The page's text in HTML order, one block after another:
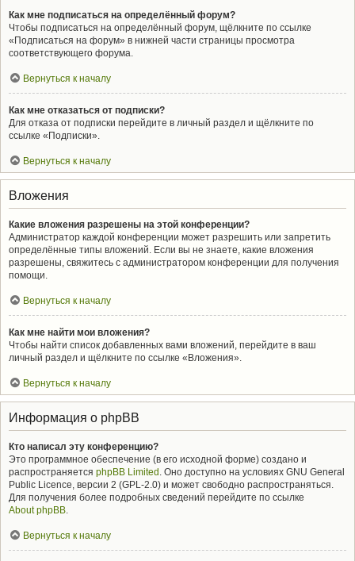
Как мне подписаться на определённый форум?
Чтобы подписаться на определённый форум, щёлкните по ссылке
«Подписаться на форум» в нижней части страницы просмотра
соответствующего форума.
Вернуться к началу
Как мне отказаться от подписки?
Для отказа от подписки перейдите в личный раздел и щёлкните по
ссылке «Подписки».
Вернуться к началу
Вложения
Какие вложения разрешены на этой конференции?
Администратор каждой конференции может разрешить или запретить
определённые типы вложений. Если вы не знаете, какие вложения
разрешены, свяжитесь с администратором конференции для получения
помощи.
Вернуться к началу
Как мне найти мои вложения?
Чтобы найти список добавленных вами вложений, перейдите в ваш
личный раздел и щёлкните по ссылке «Вложения».
Вернуться к началу
Информация о phpBB
Кто написал эту конференцию?
Это программное обеспечение (в его исходной форме) создано и
распространяется phpBB Limited . Оно доступно на условиях GNU General
Public Licence, версии 2 (GPL-2.0) и может свободно распространяться.
Для получения более подробных сведений перейдите по ссылке
About phpBB.
Вернуться к началу